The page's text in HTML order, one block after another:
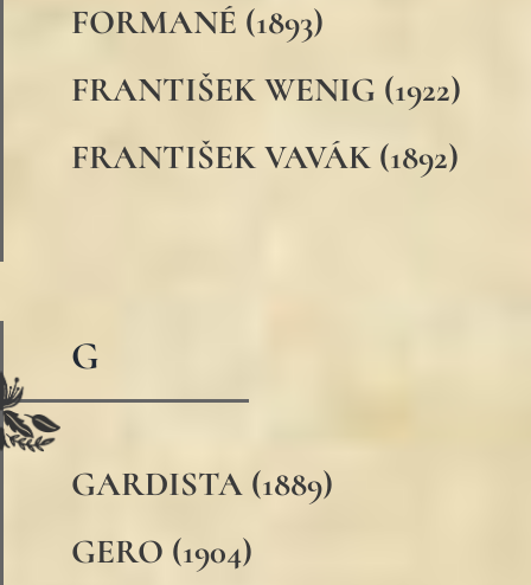
FORMANÉ (1893)
FRANTIŠEK WENIG (1922)
FRANTIŠEK VAVÁK (1892)
G
GARDISTA (1889)
GERO (1904)